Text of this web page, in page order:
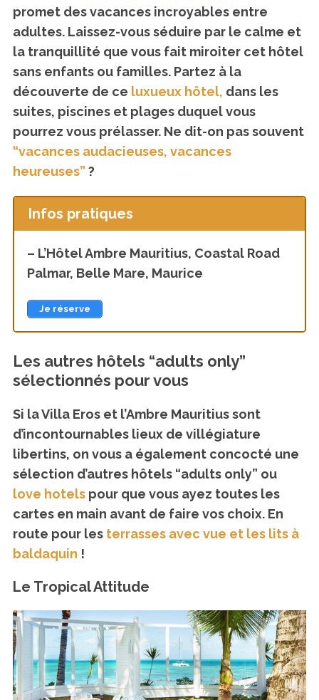
promet des vacances incroyables entre
adultes. Laissez-vous séduire par le calme et
la tranquillité que vous fait miroiter cet hôtel
sans enfants ou familles. Partez à la
découverte de ce luxueux hôtel, dans les
suites, piscines et plages duquel vous
pourrez vous prélasser. Ne dit-on pas souvent
“vacances audacieuses, vacances
heureuses” ?
Infos pratiques
– L’Hôtel Ambre Mauritius, Coastal Road
Palmar, Belle Mare, Maurice
Je réserve
Les autres hôtels “adults only”
sélectionnés pour vous
Si la Villa Eros et l’Ambre Mauritius sont
d’incontournables lieux de villégiature
libertins, on vous a également concocté une
sélection d’autres hôtels “adults only” ou
love hotelspour que vous ayez toutes les
cartes en main avant de faire vos choix. En
route pour les terrasses avec vue et les lits à
baldaquin !
Le Tropical Attitude
r
: